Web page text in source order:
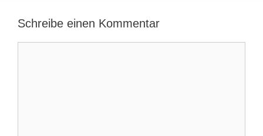
Schreibe einen Kommentar